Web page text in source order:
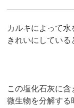
カルキによって水
きれいにしてい
この塩化石灰に
微生物を分解する